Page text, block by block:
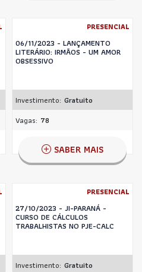
PRESENCIAL
06/11/2023 - LANÇAMENTO
LITERÁRIO: IRMÃOS - UM AMOR
OBSESSIVO
Investimento: Gratuito
Vagas: 78
SABER MAIS
PRESENCIAL
27/10/2023 - JI-PARANÁ -
CURSO DE CÁLCULOS
TRABALHISTAS NO PJE-CALC
Investimento: Gratuito